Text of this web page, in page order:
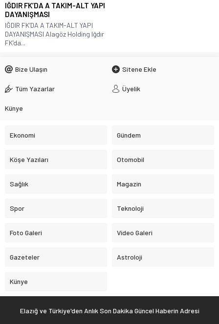
IĞDIR FK’DA A TAKIM-ALT YAPI
DAYANIŞMASI
IĞDIR FK’DA A TAKIM-ALT YAPI
DAYANIŞMASI Alagöz Holding Iğdır
FK’da...
Bize Ulaşın Sitene Ekle
Tüm Yazarlar Üyelik
Künye
Ekonomi Gündem
Köşe Yazıları Otomobil
Sağlık Magazin
Spor Teknoloji
Foto Galeri Video Galeri
Gazeteler Astroloji
Künye
Elazığ ve Türkiye'den Anlık Son Dakika Güncel Haberin Adresi